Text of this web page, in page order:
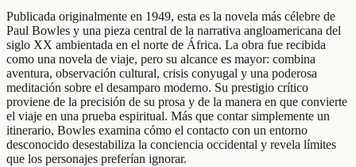
Publicada originalmente en 1949, esta es la novela más célebre de
Paul Bowles y una pieza central de la narrativa angloamericana del
siglo XX ambientada en el norte de África. La obra fue recibida
como una novela de viaje, pero su alcance es mayor: combina
aventura, observación cultural, crisis conyugal y una poderosa
meditación sobre el desamparo moderno. Su prestigio crítico
proviene de la precisión de su prosa y de la manera en que convierte
el viaje en una prueba espiritual. Más que contar simplemente un
itinerario, Bowles examina cómo el contacto con un entorno
desconocido desestabiliza la conciencia occidental y revela límites
que los personajes preferían ignorar.